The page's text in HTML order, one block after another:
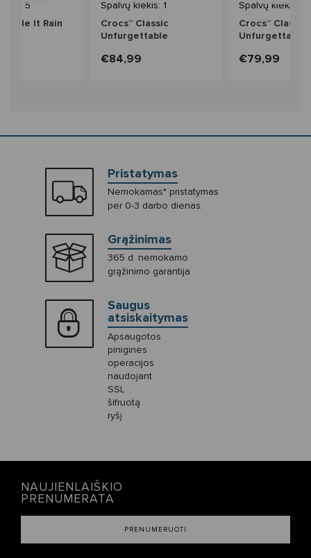
5
It Rain
Spalvų kiekis: 1
Crocs™ Classic
Unfurgettable
€84,99
Spalvų kiekis: 4
Crocs™ Classic
Unfurgettable
€79,99
Pristatymas
Nemokamas* pristatymas
per 0-3 darbo dienas.
Grąžinimas
365 d. nemokamo
grąžinimo garantija
Saugus
atsiskaitymas
Apsaugotos
piniginės
operacijos
naudojant
SSL
šifruotą
ryšį
NAUJIENLAIŠKIO
PRENUMERATA
PRENUMERUOTI